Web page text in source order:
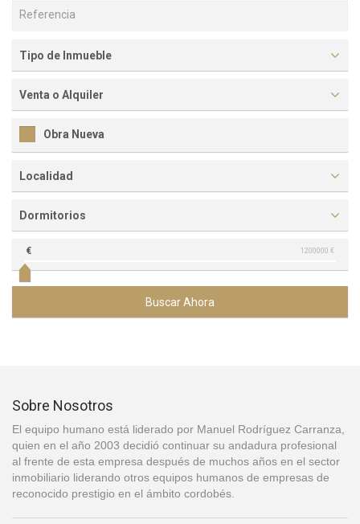
Tipo de Inmueble
Venta o Alquiler
Obra Nueva
Localidad
Dormitorios
1200000 €
€
Buscar Ahora
Sobre Nosotros
El equipo humano está liderado por Manuel Rodríguez Carranza,
quien en el año 2003 decidió continuar su andadura profesional
al frente de esta empresa después de muchos años en el sector
inmobiliario liderando otros equipos humanos de empresas de
reconocido prestigio en el ámbito cordobés.